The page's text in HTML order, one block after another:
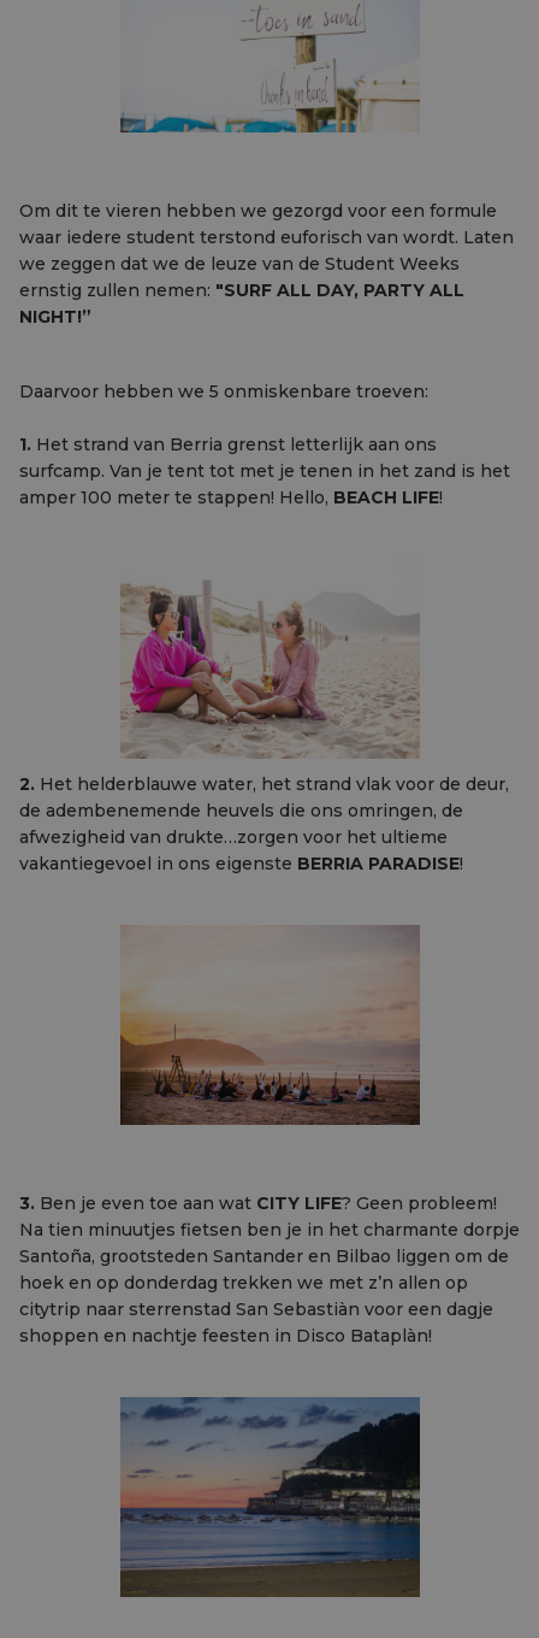
Om dit te vieren hebben we gezorgd voor een formule
waar iedere student terstond euforisch van wordt. Laten
we zeggen dat we de leuze van de Student Weeks
ernstig zullen nemen: "SURF ALL DAY, PARTY ALL
NIGHT!”
Daarvoor hebben we 5 onmiskenbare troeven:
1. Het strand van Berria grenst letterlijk aan ons
surfcamp. Van je tent tot met je tenen in het zand is het
amper 100 meter te stappen! Hello, BEACH LIFE!
2. Het helderblauwe water, het strand vlak voor de deur,
de adembenemende heuvels die ons omringen, de
afwezigheid van drukte…zorgen voor het ultieme
vakantiegevoel in ons eigenste BERRIA PARADISE!
3. Ben je even toe aan wat CITY LIFE? Geen probleem!
Na tien minuutjes fietsen ben je in het charmante dorpje
Santoña, grootsteden Santander en Bilbao liggen om de
hoek en op donderdag trekken we met z’n allen op
citytrip naar sterrenstad San Sebastiàn voor een dagje
shoppen en nachtje feesten in Disco Bataplàn!